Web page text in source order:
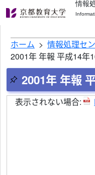
情報
ホーム
情報処理セ
2001年 年報 平成14年
2001年 年報
表示されない場合: